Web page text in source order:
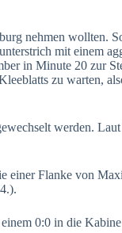
nehmen wollten.
mit einem
in Minute 20 zur
zu warten,
werden.
einer Flanke von
0:0 in die